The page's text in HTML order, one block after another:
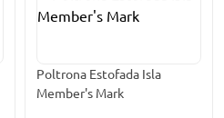
Poltrona Estofada Isla
Member's Mark